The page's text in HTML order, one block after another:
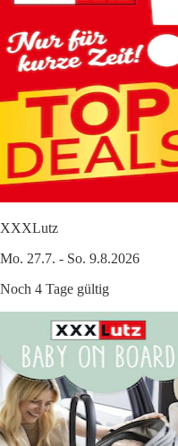
XXXLutz
Mo. 27.7. - So. 9.8.2026
Noch 4 Tage gültig